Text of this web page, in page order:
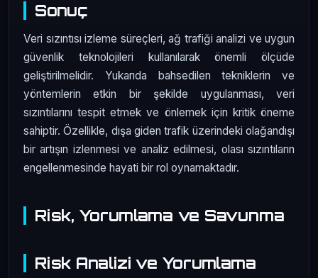
Sonuç
Veri sızıntısı izleme süreçleri, ağ trafiği analizi ve uygun
güvenlik teknolojileri kullanılarak önemli ölçüde
geliştirilmelidir. Yukarıda bahsedilen tekniklerin ve
yöntemlerin etkin bir şekilde uygulanması, veri
sızıntılarını tespit etmek ve önlemek için kritik öneme
sahiptir. Özellikle, dışa giden trafik üzerindeki olağandışı
bir artışın izlenmesi ve analiz edilmesi, olası sızıntıların
engellenmesinde hayati bir rol oynamaktadır.
Risk, Yorumlama ve Savunma
Risk Analizi ve Yorumlama